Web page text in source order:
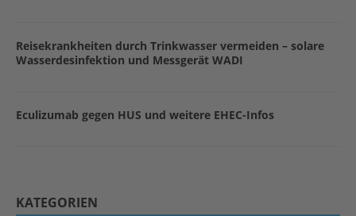
Reisekrankheiten durch Trinkwasser vermeiden – solare
Wasserdesinfektion und Messgerät WADI
Eculizumab gegen HUS und weitere EHEC-Infos
KATEGORIEN